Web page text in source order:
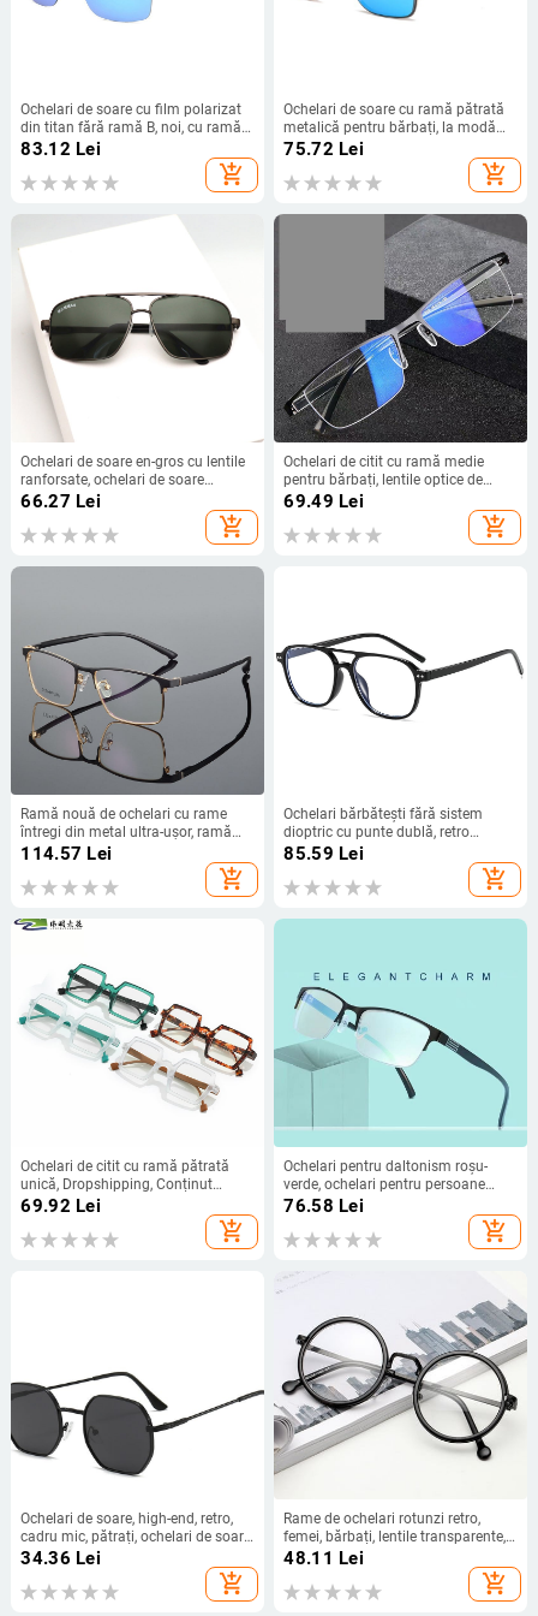
Ochelari de soare cu film polarizat
din titan fără ramă B, noi, cu ramă
pătrată, pliabilă, fără ramă, pentru
bărbați și femei, cu oglindă, pentru
condus
83.12 Lei
add_shopping_cart
Ochelari de soare cu ramă pătrată
metalică pentru bărbați, la modă
europeană și americană, 2025,
tendință transfrontalieră, modă
stradală
75.72 Lei
add_shopping_cart
Ochelari de soare en-gros cu lentile
ranforsate, ochelari de soare
aviator, ochelari de soare bărbătești
cu rame metalice, ochelari pătrați
cu rame întregi
66.27 Lei
add_shopping_cart
Ochelari de citit cu ramă medie
pentru bărbați, lentile optice de
înaltă definiție, anti-lumină albastră,
rășină, ochelari de citit pentru
persoane de vârstă mijlocie și în
69.49 Lei
add_shopping_cart
Ramă nouă de ochelari cu rame
întregi din metal ultra-ușor, ramă
optică business pentru bărbați,
ramă pentru sprâncene neagră și
aurie, ramă pătrată pentru miopie
114.57 Lei
add_shopping_cart
Ochelari bărbătești fără sistem
dioptric cu punte dublă, retro
aviator, PC, ochelari moderni cu
blocare a luminii albastre, stil
coreean en-gros transfrontalier,
ochelarilor.
85.59 Lei
add_shopping_cart
Ochelari de citit cu ramă pătrată
unică, Dropshipping, Conținut
pentru adulți de înaltă definiție,
Rame multicolore, Pentru seniori cu
prezbiopie, Ochelari de citit
69.92 Lei
add_shopping_cart
Ochelari pentru daltonism roșu-
verde, ochelari pentru persoane
daltoniste, semi-ramă, unisex,
ochelari integrați pentru daltonism,
76.58 Lei
add_shopping_cart
Ochelari de soare, high-end, retro,
cadru mic, pătrați, ochelari de soare
celebri din internet, tendință ins, stil
stradal anti-UV, același stil pentru
bărbați și femei
34.36 Lei
add_shopping_cart
Rame de ochelari rotunzi retro,
femei, bărbați, lentile transparente,
rame de ochelari pentru miopie,
ochelari de vedere cu prescripție
optică transparente, ochelari de
48.11 Lei
add_shopping_cart